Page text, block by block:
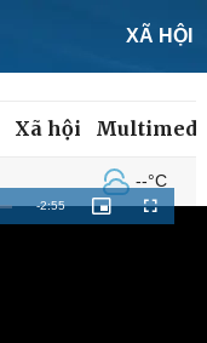
XÃ HỘI
Xã hội
--°C
Remaining
-2:55
Picture-
in-
Fullscreen